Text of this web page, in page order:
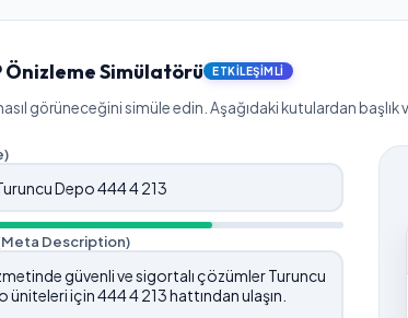
Önizleme Simülatörü ETKILEŞIMLI
görüneceğini simüle edin. Aşağıdaki kutulardan başlık
(Meta Description)